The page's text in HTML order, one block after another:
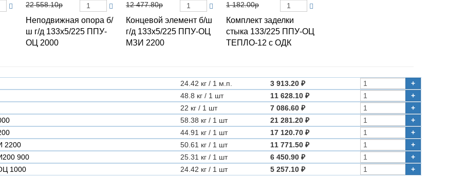
22 558.10р
Неподвижная опора б/
ш г/д 133х5/225 ППУ-
ОЦ 2000
12 477.80р
Концевой элемент б/ш
г/д 133х5/225 ППУ-ОЦ
МЗИ 2200
1 182.00р
Комплект заделки
стыка 133/225 ППУ-ОЦ
ТЕПЛО-12 с ОДК
24.42 кг / 1 м.п. 3 913.20 ₽
+
48.8 кг / 1 шт 11 628.10 ₽
+
22 кг / 1 шт 7 086.60 ₽
+
58.38 кг / 1 шт 21 281.20 ₽
+
44.91 кг / 1 шт 17 120.70 ₽
+
2200
50.61 кг / 1 шт 11 771.50 ₽
+
900
25.31 кг / 1 шт 6 450.90 ₽
+
1000
24.42 кг / 1 шт 5 257.10 ₽ +